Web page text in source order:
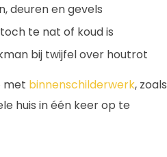
deuren en gevels
te nat of koud is
bij twijfel over houtrot
met binnenschilderwerk, zoals
huis in één keer op te